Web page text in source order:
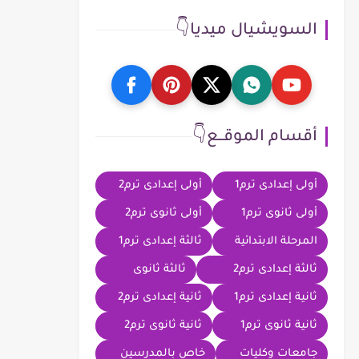
السويشيال ميديا👇
أقسام الموقــع👇
أولى إعدادى ترم1 أولى إعدادى ترم2
أولى ثانوى ترم1 أولى ثانوى ترم2
المرحلة الابتدائية ثالثة إعدادى ترم1
ثالثة إعدادى ترم2 ثالثة ثانوى
ثانية إعدادى ترم1 ثانية إعدادى ترم2
ثانية ثانوى ترم1 ثانية ثانوى ترم2
جامعات وكليات خاص بالمدرسين